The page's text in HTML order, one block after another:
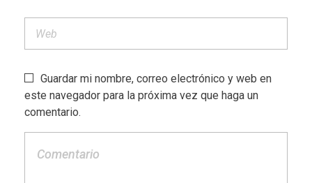
Guardar mi nombre, correo electrónico y web en
este navegador para la próxima vez que haga un
comentario.